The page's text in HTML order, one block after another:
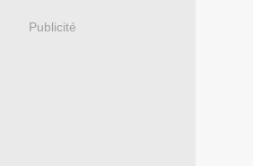
Publicité